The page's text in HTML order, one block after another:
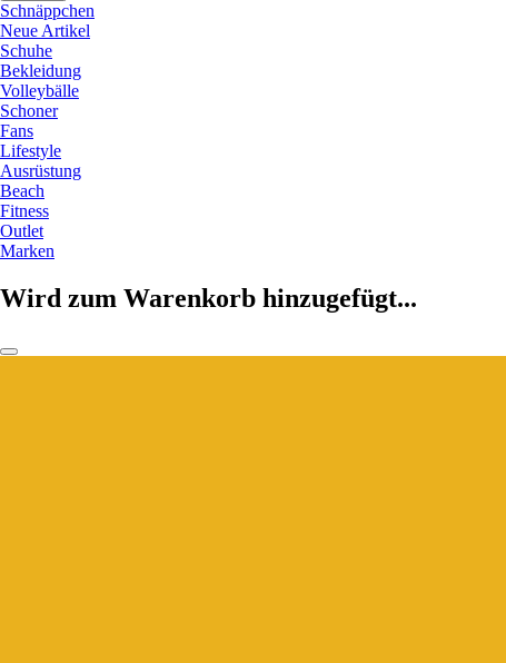
Schnäppchen
Neue Artikel
Schuhe
Bekleidung
Volleybälle
Schoner
Fans
Lifestyle
Ausrüstung
Beach
Fitness
Outlet
Marken
Wird zum Warenkorb hinzugefügt...